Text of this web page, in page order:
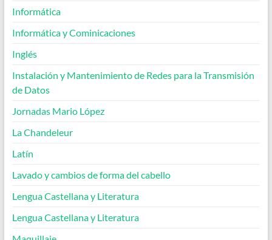
Informática
Informática y Cominicaciones
Inglés
Instalación y Mantenimiento de Redes para la Transmisión
de Datos
Jornadas Mario López
La Chandeleur
Latín
Lavado y cambios de forma del cabello
Lengua Castellana y Literatura
Lengua Castellana y Literatura